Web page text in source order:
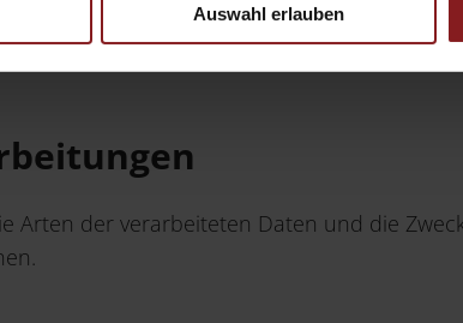
Auswahl erlauben
Arten der verarbeiteten Daten und die